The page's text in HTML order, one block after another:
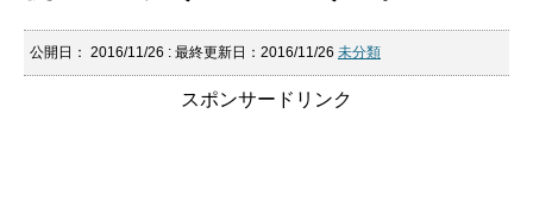
公開日： 2016/11/26 : 最終更新日：2016/11/26 未分類
スポンサードリンク